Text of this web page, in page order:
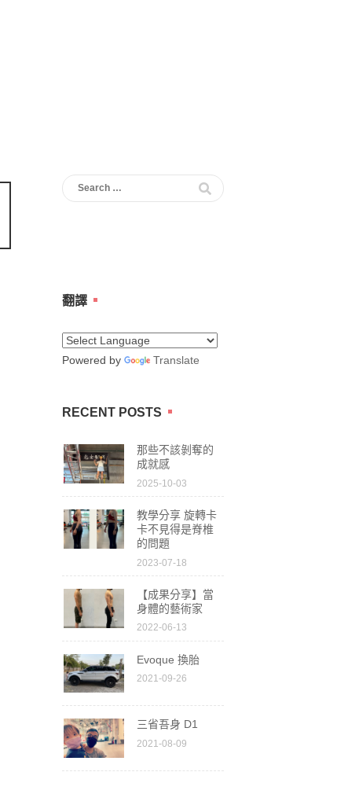
Search
for:
翻譯
Powered by Translate
RECENT POSTS
那些不該剝奪的
成就感
2025-10-03
教學分享 旋轉卡
卡不見得是脊椎
的問題
2023-07-18
【成果分享】當
身體的藝術家
2022-06-13
Evoque 換胎
2021-09-26
三省吾身 D1
2021-08-09